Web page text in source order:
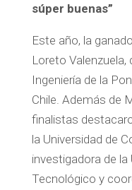
súper buenas”
Este año, la
Loreto Valenzuela,
Ingeniería de la
Chile. Además de
finalistas
la Universidad de
investigadora de la
Tecnológico y